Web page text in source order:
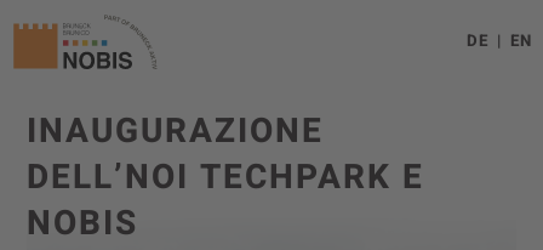
DE EN
INAUGURAZIONE
DELL’NOI TECHPARK E
NOBIS